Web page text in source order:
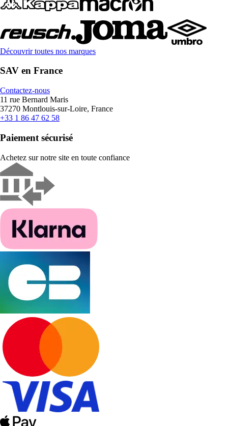
Découvrir toutes nos marques
SAV en France
Contactez-nous
11 rue Bernard Maris
37270 Montlouis-sur-Loire, France
+33 1 86 47 62 58
Paiement sécurisé
Achetez sur notre site en toute confiance